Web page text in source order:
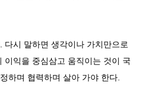
다시 말하면 생각이나 가치만으로
이익을 중심삼고 움직이는 것이 국
하며 협력하며 살아 가야 한다.